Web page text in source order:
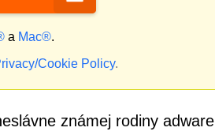
a Mac®.
Cookie Policy.
známej rodiny adware